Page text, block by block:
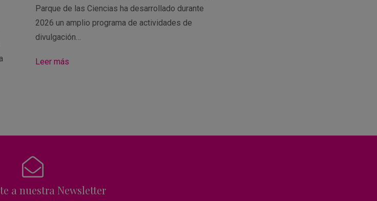
Parque de las Ciencias ha desarrollado durante
2026 un amplio programa de actividades de
divulgación…
Leer más
a nuestra Newsletter